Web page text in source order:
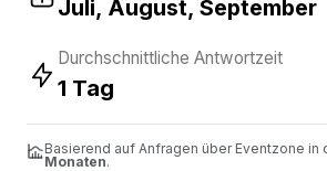
Juli, August, September
Durchschnittliche Antwortzeit
1 Tag
Basierend auf Anfragen über Eventzone in
Monaten.